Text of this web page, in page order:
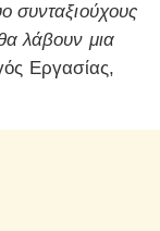
συνταξιούχους
λάβουν μια
Εργασίας,